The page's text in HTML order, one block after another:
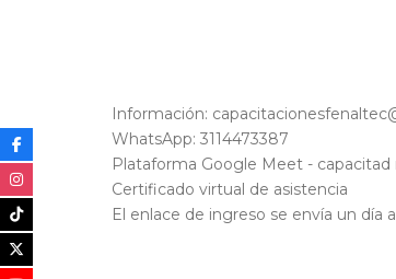
Información:
WhatsApp: 3114473387
Plataforma Google Meet -
Certificado virtual de asistencia
El enlace de ingreso se envía un día